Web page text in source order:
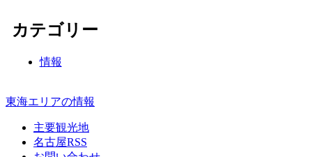
カテゴリー
情報
東海エリアの情報
主要観光地
名古屋RSS